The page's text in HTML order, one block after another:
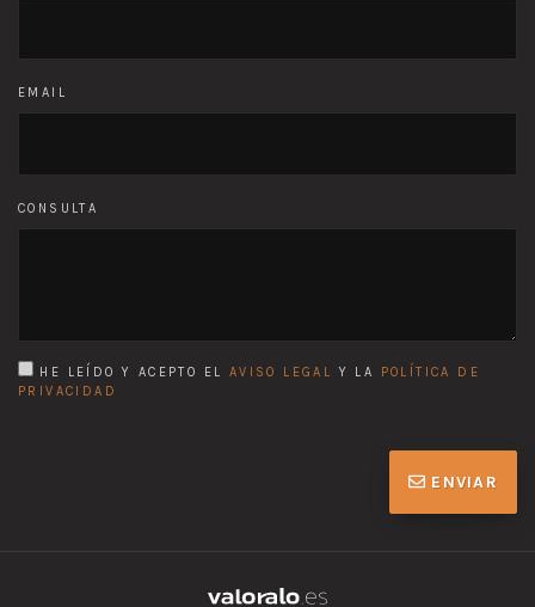
EMAIL
CONSULTA
HE LEÍDO Y ACEPTO EL AVISO LEGAL Y LA
POLÍTICA DE
PRIVACIDAD
ENVIAR